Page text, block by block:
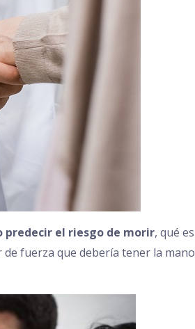
predecir el riesgo de morir, qué es
fuerza que debería tener la mano